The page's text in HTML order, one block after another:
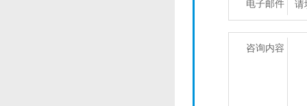
电子邮件
咨询内容